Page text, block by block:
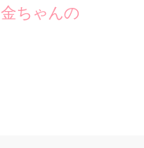
金ちゃんの